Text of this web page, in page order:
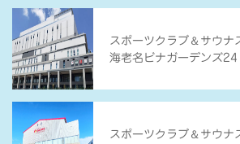
スポーツクラブ ＆ サウナ
海老名ビナガーデンズ24
スポーツクラブ ＆ サウナ